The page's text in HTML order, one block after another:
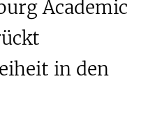
Academic
in den